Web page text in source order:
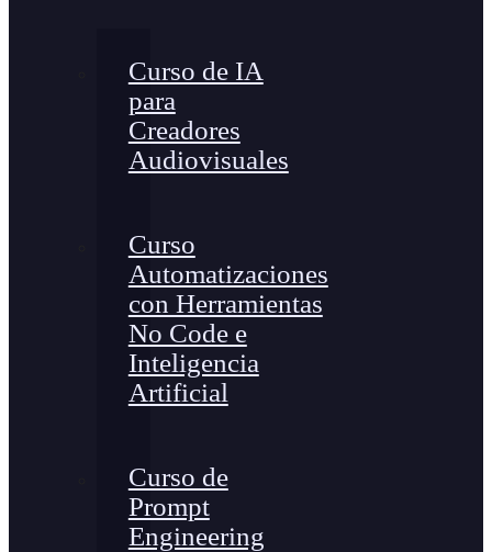
Curso de IA
para
Creadores
Audiovisuales
Curso
Automatizaciones
con Herramientas
No Code e
Inteligencia
Artificial
Curso de
Prompt
Engineering